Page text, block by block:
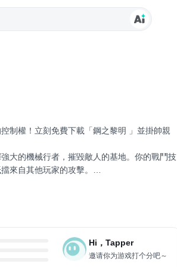
制權！立刻免費下載「鋼之黎明 」並掛帥親
大的機械行者，摧毀敵人的基地。你的戰鬥技
來自其他玩家的攻擊。
等待的 專屬遊戲「鋼之曙光」是熱門遊戲工作
Hi，Tapper
邀请你为游戏打个分吧～